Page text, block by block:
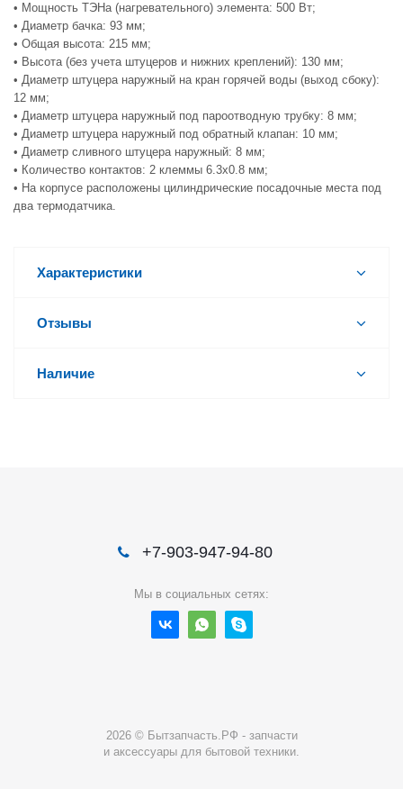
• Мощность ТЭНа (нагревательного) элемента: 500 Вт;
• Диаметр бачка: 93 мм;
• Общая высота: 215 мм;
• Высота (без учета штуцеров и нижних креплений): 130 мм;
• Диаметр штуцера наружный на кран горячей воды (выход сбоку):
12 мм;
• Диаметр штуцера наружный под пароотводную трубку: 8 мм;
• Диаметр штуцера наружный под обратный клапан: 10 мм;
• Диаметр сливного штуцера наружный: 8 мм;
• Количество контактов: 2 клеммы 6.3х0.8 мм;
• На корпусе расположены цилиндрические посадочные места под
два термодатчика.
Характеристики
Отзывы
Наличие
+7-903-947-94-80
Мы в социальных сетях:
2026 © Бытзапчасть.РФ - запчасти
и аксессуары для бытовой техники.